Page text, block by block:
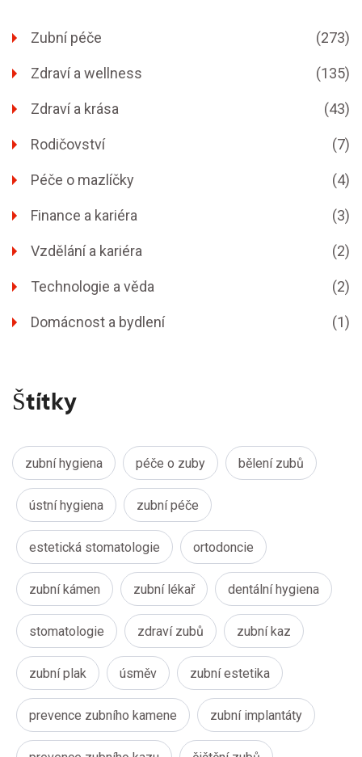
Zubní péče (273)
Zdraví a wellness (135)
Zdraví a krása (43)
Rodičovství (7)
Péče o mazlíčky (4)
Finance a kariéra (3)
Vzdělání a kariéra (2)
Technologie a věda (2)
Domácnost a bydlení (1)
Štítky
zubní hygiena péče o zuby bělení zubů
ústní hygiena zubní péče
estetická stomatologie ortodoncie
zubní kámen zubní lékař dentální hygiena
stomatologie zdraví zubů zubní kaz
zubní plak úsměv zubní estetika
prevence zubního kamene zubní implantáty